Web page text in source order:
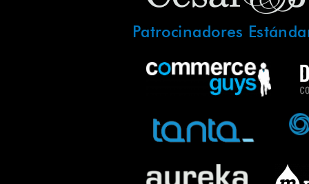
Patrocinadores